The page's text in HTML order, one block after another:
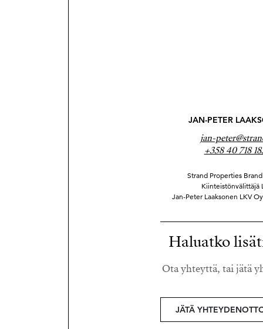
JAN-PETER
jan-
+358 40 718
Strand Properties
Kiinteistönvälittäjä
Jan-Peter Laaksonen LKV
Haluatko
Ota yhteyttä, tai jätä
JÄTÄ